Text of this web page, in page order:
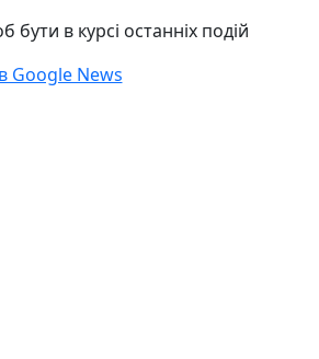
бути в курсі останніх подій
Google News